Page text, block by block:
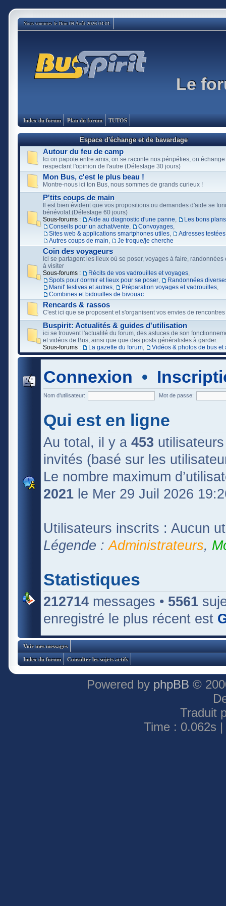
Nous sommes le Dim 09 Août 2026 04:01
Le
Index du forum Plan du forum TUTOS
Espace d'échange et de bavardage
Autour du feu de camp
Ici on papote entre amis, on se raconte nos péripéties, on
respectant l'opinion de l'autre (Délestage 30 jours)
Mon Bus, c'est le plus beau !
Montre-nous ici ton Bus, nous sommes de grands curieux !
P'tits coups de main
Il est bien évident que vos propositions ou demandes d'aide se
bénévolat.(Délestage 60 jours)
Sous-forums :
Aide au diagnostic d'une panne,
Les bons
Conseils pour un achat/vente, Convoyages,
Sites web & applications smartphones utiles, Adresses testées
Autres coups de main, Je troque/je cherche
Coin des voyageurs
Ici se partagent les lieux où se poser, voyages à faire, randonnées
à visiter
Sous-forums :
Récits de vos vadrouilles et voyages,
Spots pour dormir et lieux pour se poser,
Randonnées
Manif' festives et autres, Préparation voyages et vadrouilles,
Combines et bidouilles de bivouac
Rencards & rassos
C'est ici que se proposent et s'organisent vos envies de rencontres
Buspirit: Actualités & guides d'utilisation
ici se trouvent l'actualité du forum, des astuces de son
et vidéos de Bus, ainsi que que des posts généralistes à garder.
Sous-forums :
La gazette du forum, Vidéos & photos de bus et
Connexion •
Nom d’utilisateur: Mot de passe:
Qui est en ligne
Au total, il y a 453
invités (basé sur les
Le nombre maximum
2021 le Mer 29 Juil 2026
Utilisateurs inscrits : Aucun
Légende :Administrateurs,
Statistiques
212714 messages • 5561
enregistré le plus récent est
Voir mes messages
Index du forum Consulter les sujets actifs
Powered by phpBB ©
Traduit
Time : 0.062s